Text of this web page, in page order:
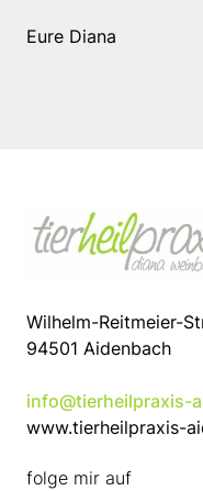
Eure Diana
Wilhelm-Reitmeier-
94501 Aidenbach
info@tierheilpraxis-
www.tierheilpraxis-
folge mir auf